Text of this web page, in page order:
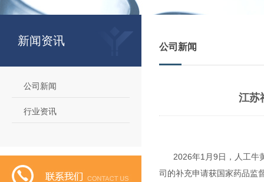
新闻资讯
公司新闻
行业资讯
公司新闻
江苏
2026年1 月9日，人工牛
司的补充申请获国家药品监